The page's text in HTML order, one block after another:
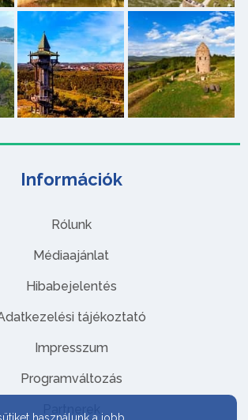
Információk
Rólunk
Médiaajánlat
Hibabejelentés
tájékoztató
Impresszum
Programváltozás
Partnerek